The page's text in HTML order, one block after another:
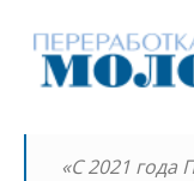
«С 2021 года